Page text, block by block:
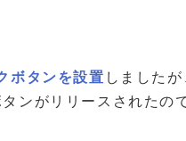
ボタンを設置 しました
ンがリリースされたの